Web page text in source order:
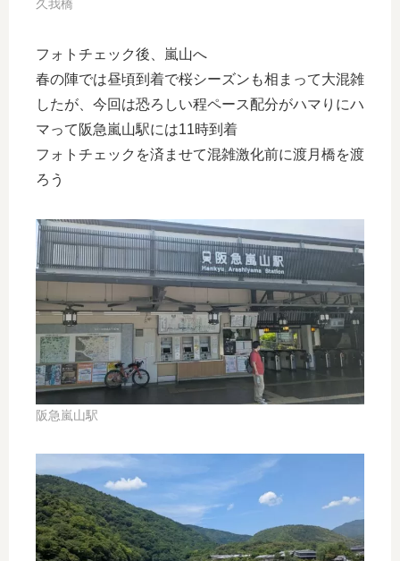
久我橋
フォトチェック後、嵐山へ
春の陣では昼頃到着で桜シーズンも相まって大混雑
したが、今回は恐ろしい程ペース配分がハマりにハ
マって阪急嵐山駅には11時到着
フォトチェックを済ませて混雑激化前に渡月橋を渡
ろう
阪急嵐山駅